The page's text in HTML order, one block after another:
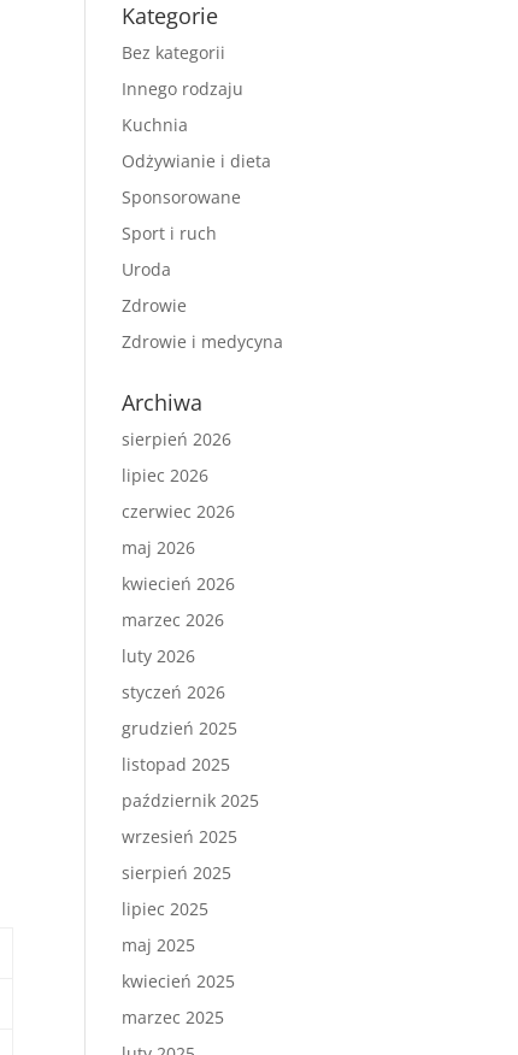
Kategorie
Bez kategorii
Innego rodzaju
Kuchnia
Odżywianie i dieta
Sponsorowane
Sport i ruch
Uroda
Zdrowie
Zdrowie i medycyna
Archiwa
sierpień 2026
lipiec 2026
czerwiec 2026
maj 2026
kwiecień 2026
marzec 2026
luty 2026
styczeń 2026
grudzień 2025
listopad 2025
październik 2025
wrzesień 2025
sierpień 2025
lipiec 2025
maj 2025
kwiecień 2025
marzec 2025